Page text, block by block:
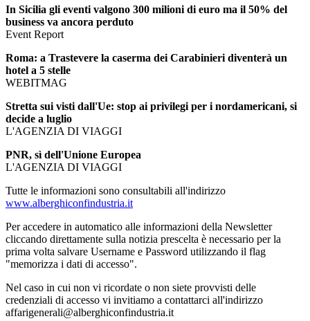
In Sicilia gli eventi valgono 300 milioni di euro ma il 50% del
business va ancora perduto
Event Report
Roma: a Trastevere la caserma dei Carabinieri diventerà un
hotel a 5 stelle
WEBITMAG
Stretta sui visti dall'Ue: stop ai privilegi per i nordamericani, si
decide a luglio
L'AGENZIA DI VIAGGI
PNR, sì dell'Unione Europea
L'AGENZIA DI VIAGGI
Tutte le informazioni sono consultabili all'indirizzo
www.alberghiconfindustria.it
Per accedere in automatico alle informazioni della Newsletter
cliccando direttamente sulla notizia prescelta è necessario per la
prima volta salvare Username e Password utilizzando il flag
"memorizza i dati di accesso".
Nel caso in cui non vi ricordate o non siete provvisti delle
credenziali di accesso vi invitiamo a contattarci all'indirizzo
affarigenerali@alberghiconfindustria.it